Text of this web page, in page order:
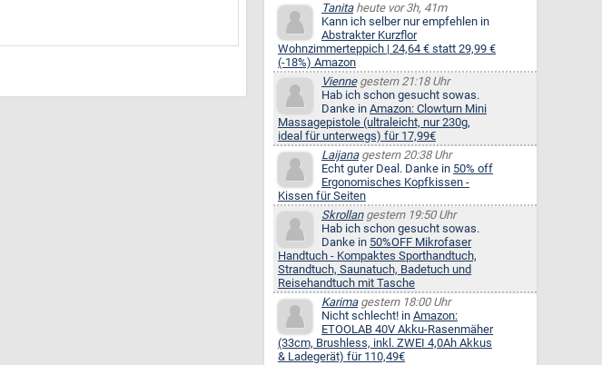
Tanitaheute vor 3h, 41m
Kann ich selber nur empfehlen in
Abstrakter Kurzflor
Wohnzimmerteppich | 24,64 € statt 29,99 €
(-18%) Amazon
Viennegestern 21:18 Uhr
Hab ich schon gesucht sowas.
Danke in Amazon: Clowturn Mini
Massagepistole (ultraleicht, nur 230g,
ideal für unterwegs) für 17,99€
Laijanagestern 20:38 Uhr
Echt guter Deal. Danke in 50% off
Ergonomisches Kopfkissen -
Kissen für Seiten
Skrollangestern 19:50 Uhr
Hab ich schon gesucht sowas.
Danke in 50%OFF Mikrofaser
Handtuch - Kompaktes Sporthandtuch,
Strandtuch, Saunatuch, Badetuch und
Reisehandtuch mit Tasche
Karimagestern 18:00 Uhr
Nicht schlecht! in Amazon:
ETOOLAB 40V Akku-Rasenmäher
(33cm, Brushless, inkl. ZWEI 4,0Ah Akkus
& Ladegerät) für 110,49€